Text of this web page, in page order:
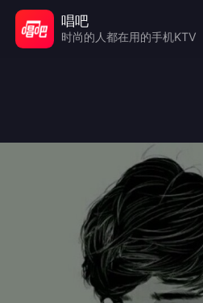
唱吧
时尚的人都在用的手机KTV